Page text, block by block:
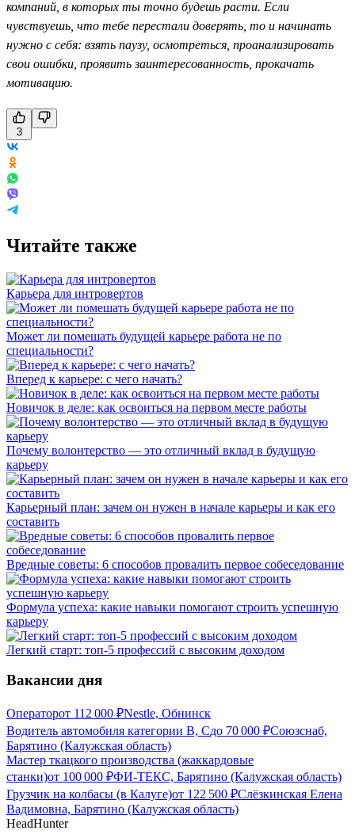
компаний, в которых ты точно будешь расти. Если
чувствуешь, что тебе перестали доверять, то и начинать
нужно с себя: взять паузу, осмотреться, проанализировать
свои ошибки, проявить заинтересованность, прокачать
мотивацию.
3
Читайте также
Карьера для интровертов
Может ли помешать будущей карьере работа не по
специальности?
Вперед к карьере: с чего начать?
Новичок в деле: как освоиться на первом месте работы
Почему волонтерство — это отличный вклад в будущую
карьеру
Карьерный план: зачем он нужен в начале карьеры и как его
составить
Вредные советы: 6 способов провалить первое собеседование
Формула успеха: какие навыки помогают строить успешную
карьеру
Легкий старт: топ-5 профессий с высоким доходом
Вакансии дня
Операторот 112 000 ₽Nestle, Обнинск
Водитель автомобиля категории В, Сдо 70 000 ₽Союзснаб,
Барятино (Калужская область)
Мастер ткацкого производства (жаккардовые
станки)от 100 000 ₽ФИ-ТЕКС, Барятино (Калужская область)
Грузчик на колбасы (в Калуге)от 122 500 ₽Слёзкинская Елена
Вадимовна, Барятино (Калужская область)
HeadHunter